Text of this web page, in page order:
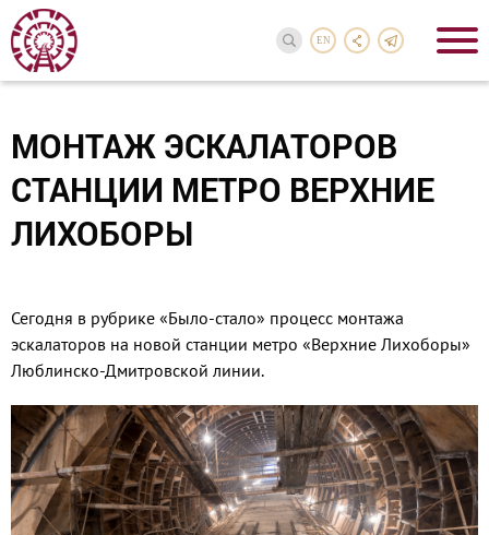
EN
МОНТАЖ ЭСКАЛАТОРОВ
СТАНЦИИ МЕТРО ВЕРХНИЕ
ЛИХОБОРЫ
Сегодня в рубрике «Было-стало» процесс монтажа
эскалаторов на новой станции метро «Верхние Лихоборы»
Люблинско-Дмитровской линии.